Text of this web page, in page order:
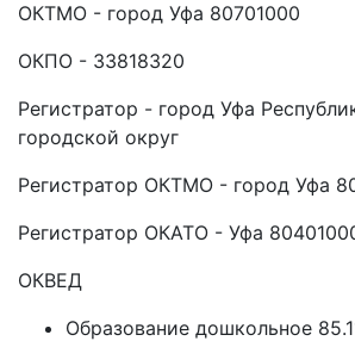
ОКТМО - город Уфа 80701000
ОКПО - 33818320
Регистратор - город Уфа
городской округ
Регистратор ОКТМО - город Уфа
Регистратор ОКАТО - Уфа
ОКВЕД
Образование дошкольное